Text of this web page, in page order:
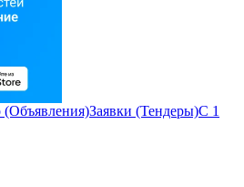
Заявки (Тендеры)С 1